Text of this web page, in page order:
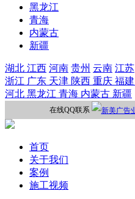
黑龙江
青海
内蒙古
新疆
湖北 江西 河南 贵州 云南 江苏
浙江 广东 天津 陕西 重庆 福建
河北 黑龙江 青海 内蒙古 新疆
在线QQ联系
首页
关于我们
案例
施工视频